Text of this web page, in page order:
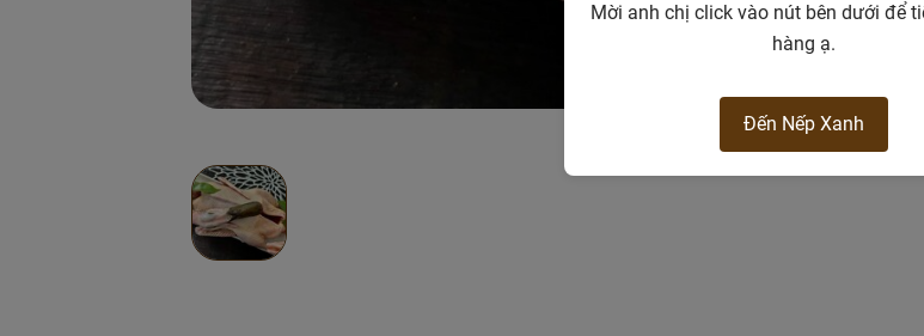
Mời anh chị click vào nút bên dưới để
hàng ạ.
Đến Nếp Xanh